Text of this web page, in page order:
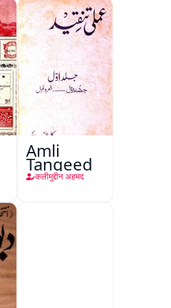
Amli
Tanqeed
कलीमुद्दीन अहमद